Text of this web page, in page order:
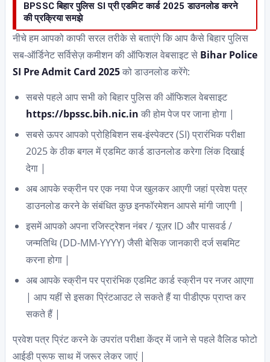
BPSSC बिहार पुलिस SI प्री एडमिट कार्ड 2025 डाउनलोड करने
की प्रक्रिया समझे
नीचे हम आपको काफी सरल तरीके से बताएंगे कि आप कैसे बिहार पुलिस
सब-ऑर्डिनेट सर्विसेज़ कमीशन की ऑफिशल वेबसाइट से Bihar Police
SI Pre Admit Card 2025को डाउनलोड करेंगे:
सबसे पहले आप सभी को बिहार पुलिस की ऑफिशल वेबसाइट
https://bpssc.bih.nic.in की होम पेज पर जाना होगा |
सबसे ऊपर आपको प्रोहिबिशन सब-इंस्पेक्टर (SI) प्रारंभिक परीक्षा
2025 के ठीक बगल में एडमिट कार्ड डाउनलोड करेगा लिंक दिखाई
देगा |
अब आपके स्क्रीन पर एक नया पेज खुलकर आएगी जहां प्रवेश पत्र
डाउनलोड करने के संबंधित कुछ इनफॉरमेशन आपसे मांगी जाएगी |
इसमें आपको अपना रजिस्ट्रेशन नंबर / यूज़र ID और पासवर्ड /
जन्मतिथि (DD-MM-YYYY) जैसी बेसिक जानकारी दर्ज सबमिट
करना होगा |
अब आपके स्क्रीन पर प्रारंभिक एडमिट कार्ड स्क्रीन पर नजर आएगा
| आप यहीं से इसका प्रिंटआउट ले सकते हैं या पीडीएफ प्राप्त कर
सकते हैं |
प्रवेश पत्र प्रिंट करने के उपरांत परीक्षा केंद्र में जाने से पहले वैलिड फोटो
आईडी प्रूफ साथ में जरूर लेकर जाएं |